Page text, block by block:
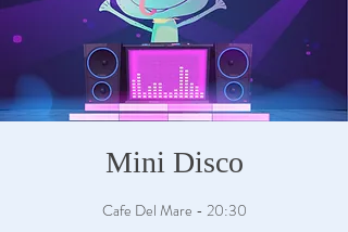
Mini Disco
Cafe Del Mare - 20:30